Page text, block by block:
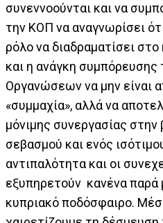
συνεννοούνται και να
την ΚΟΠ να αναγνωρίσει
ρόλο να διαδραματίσει
και η ανάγκη
Οργανώσεων να μην είναι
«συμμαχία», αλλά να
μόνιμης συνεργασίας
σεβασμού και ενός
αντιπαλότητα και οι
εξυπηρετούν κανένα παρά
κυπριακό ποδόσφαιρο.